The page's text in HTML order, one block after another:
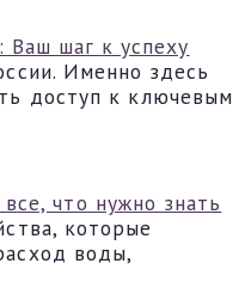
шаг к успеху
Именно здесь
доступ к ключевым
что нужно знать
которые
воды,